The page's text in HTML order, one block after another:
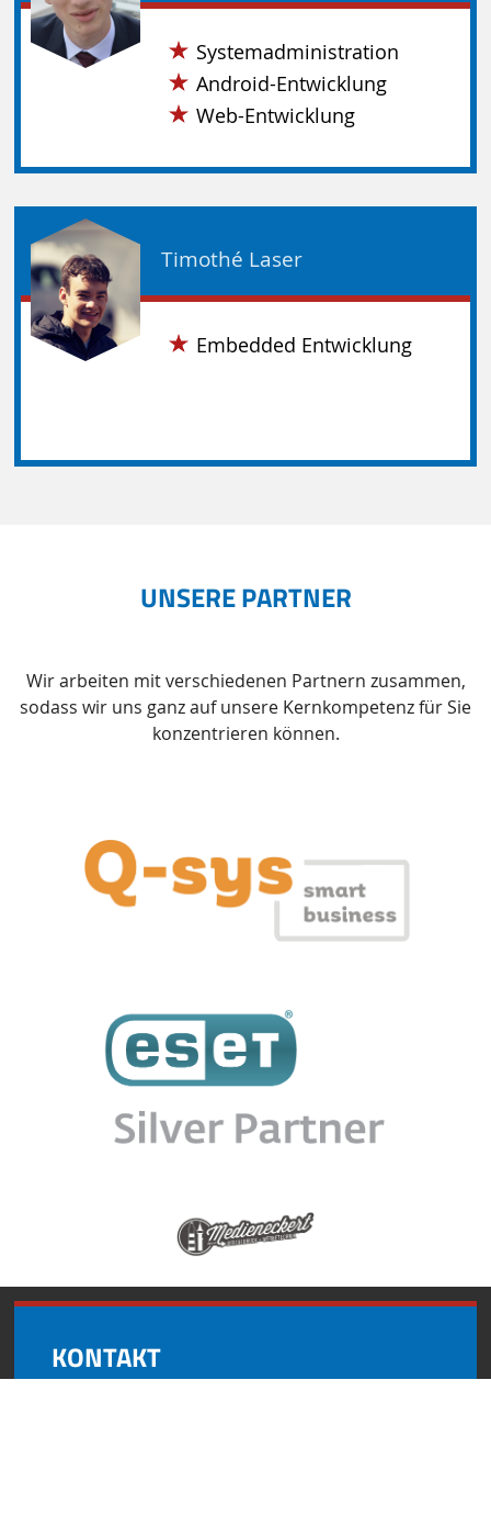
Systemadministration
Android-Entwicklung
Web-Entwicklung
Timothé Laser
Embedded Entwicklung
UNSERE PARTNER
Wir arbeiten mit verschiedenen Partnern zusammen,
sodass wir uns ganz auf unsere Kernkompetenz für Sie
konzentrieren können.
KONTAKT